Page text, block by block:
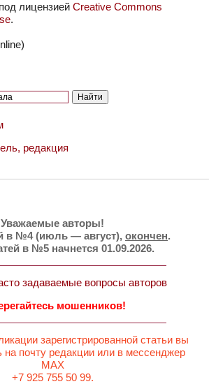
лицензией Creative Commons
.
редакция
Уважаемые авторы!
в №4 (июль — август), окончен.
в №5 начнется 01.09.2026.
задаваемые вопросы авторов
мошенников!
зарегистрированной статьи вы
на почту редакции или в мессенджер
MAX
+7 925 755 50 99.